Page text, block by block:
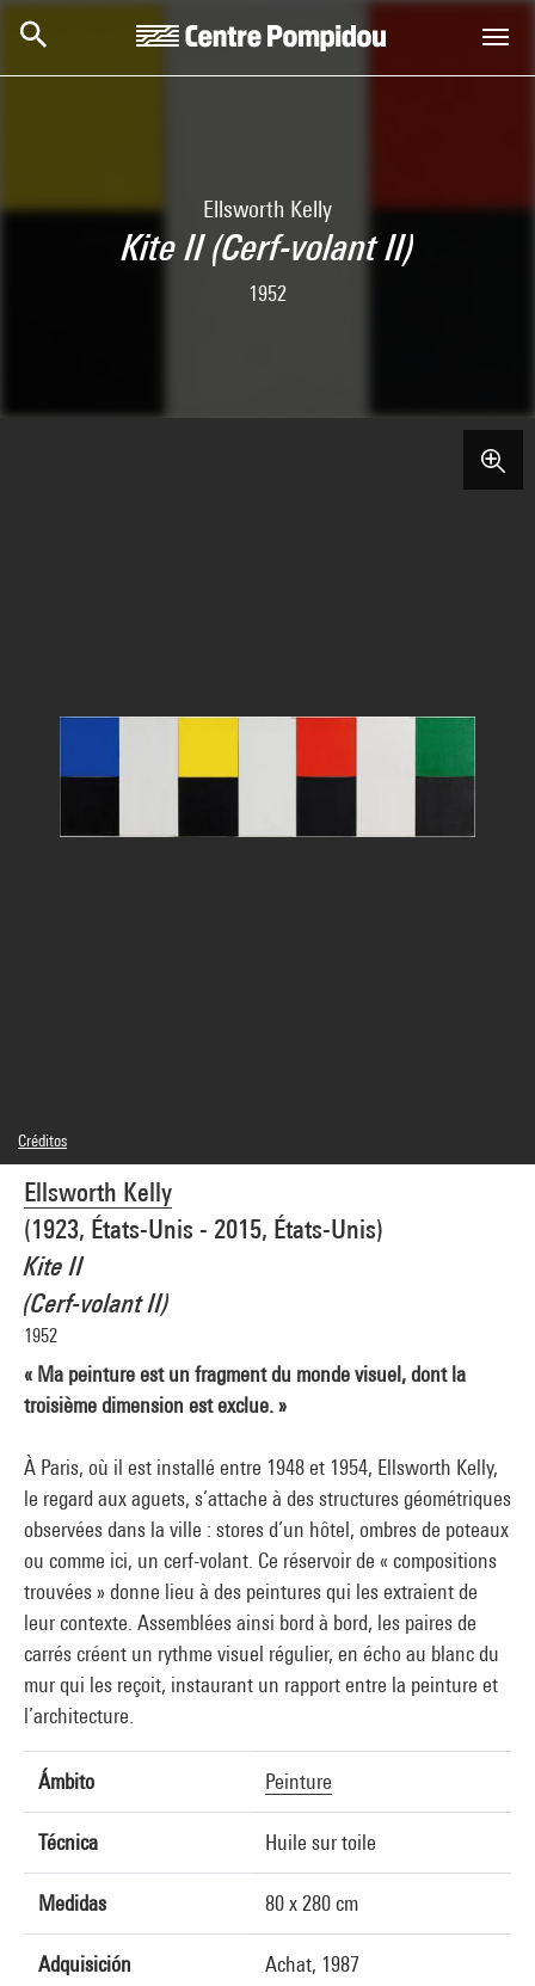
Skip to main content
Ellsworth Kelly
Kite II (Cerf-volant II)
1952
Ellsworth Kelly
(1923, États-Unis - 2015, États-Unis)
Kite II
(Cerf-volant II)
1952
« Ma peinture est un fragment du monde visuel, dont la
troisième dimension est exclue. »
À Paris, où il est installé entre 1948 et 1954, Ellsworth Kelly,
le regard aux aguets, s’attache à des structures géométriques
observées dans la ville : stores d’un hôtel, ombres de poteaux
ou comme ici, un cerf-volant. Ce réservoir de « compositions
trouvées » donne lieu à des peintures qui les extraient de
leur contexte. Assemblées ainsi bord à bord, les paires de
carrés créent un rythme visuel régulier, en écho au blanc du
mur qui les reçoit, instaurant un rapport entre la peinture et
l’architecture.
Ámbito Peinture
Técnica Huile sur toile
Medidas 80 x 280 cm
Adquisición Achat, 1987
Créditos
© Ellsworth Kelly Foundation
Créditos fotográficos : Centre Pompidou, MNAM-CCI/Philippe Migeat/Dist.
GrandPalaisRmn
Referencia de la imagen : 4N71563
Difusión de la imagen :